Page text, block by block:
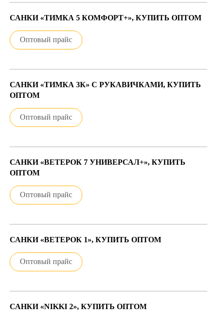
САНКИ «ТИМКА 5 КОМФОРТ+», КУПИТЬ ОПТОМ
Оптовый прайс
САНКИ «ТИМКА 3К» С РУКАВИЧКАМИ, КУПИТЬ
ОПТОМ
Оптовый прайс
САНКИ «ВЕТЕРОК 7 УНИВЕРСАЛ+», КУПИТЬ
ОПТОМ
Оптовый прайс
САНКИ «ВЕТЕРОК 1», КУПИТЬ ОПТОМ
Оптовый прайс
САНКИ «NIKKI 2», КУПИТЬ ОПТОМ